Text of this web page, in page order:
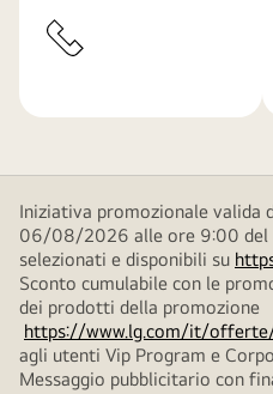
Iniziativa promozionale valida
06/08/2026 alle ore 9:00
selezionati e disponibili su
Sconto cumulabile con le
dei prodotti della promozione
https://www.lg.com/it/
agli utenti Vip Program e
Messaggio pubblicitario con